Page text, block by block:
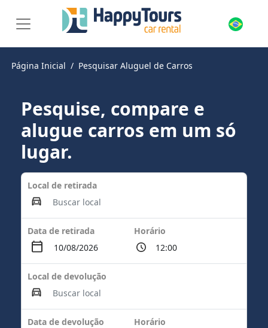
Página Inicial Pesquisar Aluguel de Carros
Pesquise, compare e
alugue carros em um só
lugar.
Local de retirada
Data de retirada Horário
Local de devolução
Data de devolução Horário